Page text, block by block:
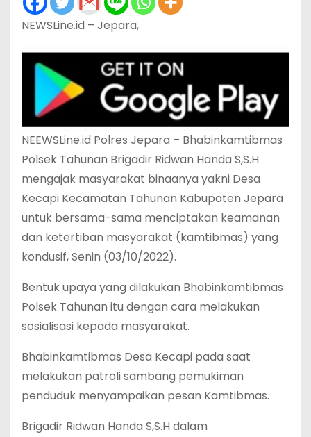
NEWSLine.id – Jepara,
NEEWSLine.id Polres Jepara – Bhabinkamtibmas
Polsek Tahunan Brigadir Ridwan Handa S,S.H
mengajak masyarakat binaanya yakni Desa
Kecapi Kecamatan Tahunan Kabupaten Jepara
untuk bersama-sama menciptakan keamanan
dan ketertiban masyarakat (kamtibmas) yang
kondusif, Senin (03/10/2022).
Bentuk upaya yang dilakukan Bhabinkamtibmas
Polsek Tahunan itu dengan cara melakukan
sosialisasi kepada masyarakat.
Bhabinkamtibmas Desa Kecapi pada saat
melakukan patroli sambang pemukiman
penduduk menyampaikan pesan Kamtibmas.
Brigadir Ridwan Handa S,S.H dalam